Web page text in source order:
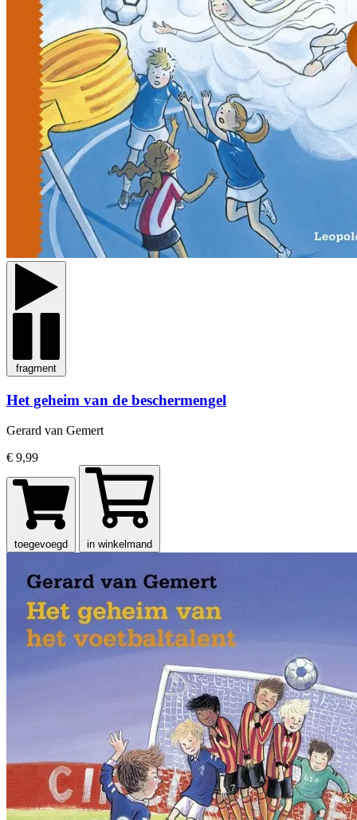
fragment
Het geheim van de beschermengel
Gerard van Gemert
€ 9,99
toegevoegd in winkelmand